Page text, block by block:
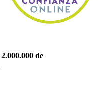
2.000.000 de